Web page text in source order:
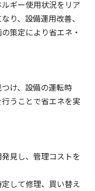
ギー使用状況をリア
り、設備運用改善、
策定により省エネ・
け、設備の運転時
うことで省エネを実
見し、管理コストを
して修理、買い替え